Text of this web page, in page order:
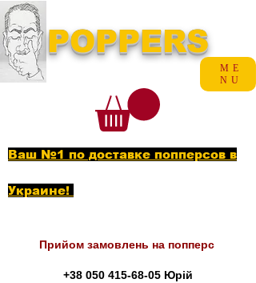
POPPERS
Ваш №1 по доставке попперсов в
Украине!
Прийом замовлень на попперс
+38 050 415-68-05 Юрій
ME
NU